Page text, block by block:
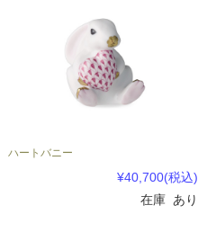
ハートバニー
¥40,700(税込)
在庫 あり